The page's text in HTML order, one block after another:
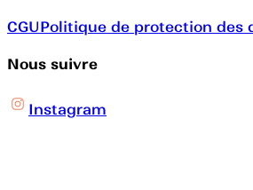
CGUPolitique de protection des
Nous suivre
Instagram